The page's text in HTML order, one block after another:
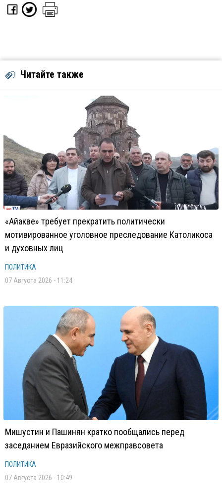
Читайте также
«Айакве» требует прекратить политически
мотивированное уголовное преследование Католикоса
и духовных лиц
ПОЛИТИКА
07 Августа 2026 - 11:24
Мишустин и Пашинян кратко пообщались перед
заседанием Евразийского межправсовета
ПОЛИТИКА
07 Августа 2026 - 10:49